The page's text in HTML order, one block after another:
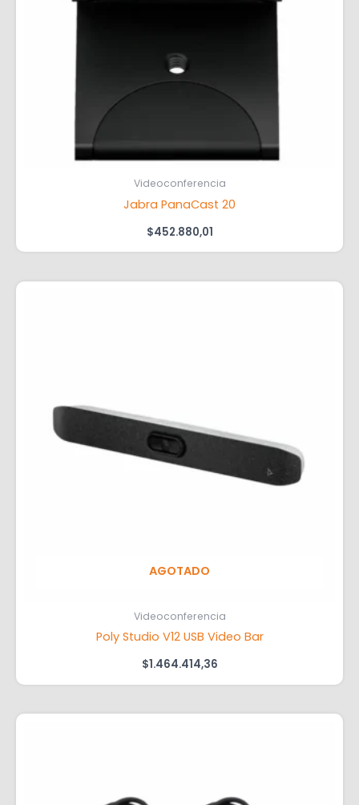
Videoconferencia
Jabra PanaCast 20
$452.880,01
AGOTADO
Videoconferencia
Poly Studio V12 USB Video Bar
$1.464.414,36